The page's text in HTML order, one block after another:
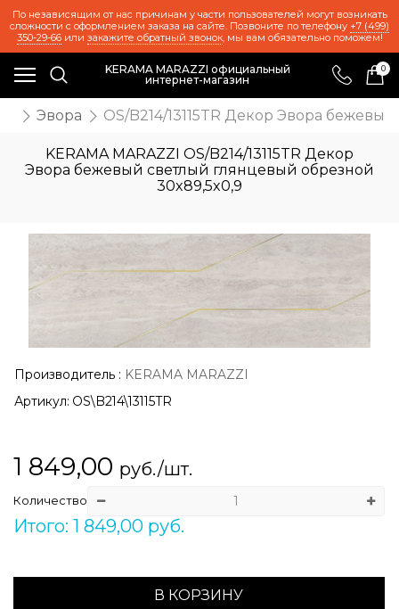
По независящим от нас причинам у части пользователей могут возникать
сложности с оформлением заказа на сайте. Позвоните по телефону +7 (499)
350-29-66или закажите обратный звонок, мы вам обязательно поможем!
KERAMA MARAZZI официальный
интернет-магазин
0
Эвора OS/B214/13115TR Декор Эвора
KERAMA MARAZZI OS/B214/13115TR Декор
Эвора бежевый светлый глянцевый обрезной
30x89,5x0,9
Производитель : KERAMA MARAZZI
Артикул: OS\B214\13115TR
1 849,00 руб./шт.
Количество
Итого: 1 849,00 руб.
В КОРЗИНУ